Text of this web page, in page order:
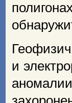
и